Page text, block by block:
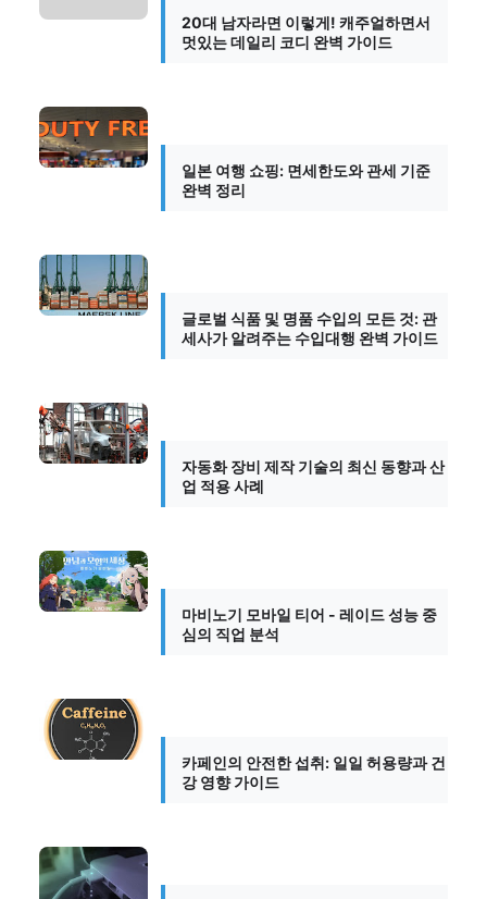
20대 남자라면 이렇게! 캐주얼하면서
멋있는 데일리 코디 완벽 가이드
일본 여행 쇼핑: 면세한도와 관세 기준
완벽 정리
글로벌 식품 및 명품 수입의 모든 것: 관
세사가 알려주는 수입대행 완벽 가이드
자동화 장비 제작 기술의 최신 동향과 산
업 적용 사례
마비노기 모바일 티어 - 레이드 성능 중
심의 직업 분석
카페인의 안전한 섭취: 일일 허용량과 건
강 영향 가이드